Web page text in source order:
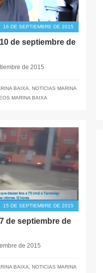
16 DE SEPTIEMBRE DE 2015
de septiembre de
de 2015
BAIXA
NOTICIAS MARINA
MARINA BAIXA
15 DE SEPTIEMBRE DE 2015
de septiembre de
de 2015
BAIXA
NOTICIAS MARINA